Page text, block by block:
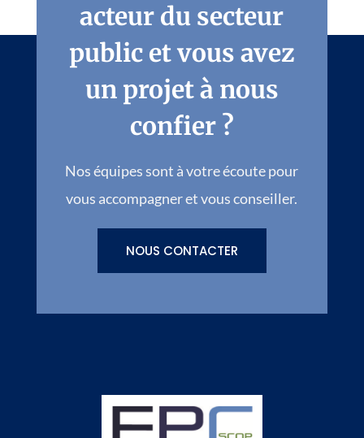
acteur du secteur
public et vous avez
un projet à nous
confier ?
Nos équipes sont à votre écoute pour
vous accompagner et vous conseiller.
NOUS CONTACTER